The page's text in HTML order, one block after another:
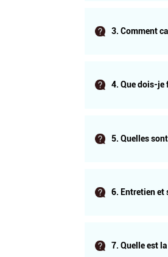
3. Comment
4. Que dois-je
5. Quelles
6. Entretien et
7. Quelle est